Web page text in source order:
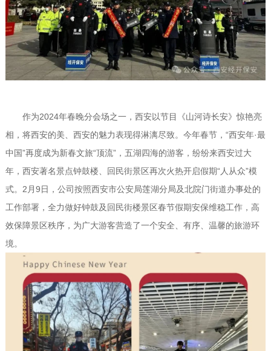
作为2024年春晚分会场之一，西安以节目《山河诗长安》惊艳亮
相，将西安的美、西安的魅力表现得淋漓尽致。今年春节，“西安年·最
中国”再度成为新春文旅“顶流”，五湖四海的游客，纷纷来西安过大
年，西安著名景点钟鼓楼、回民街景区再次火热开启假期“人从众”模
式。2月9日，公司按照西安市公安局莲湖分局及北院门街道办事处的
工作部署，全力做好钟鼓及回民街楼景区春节假期安保维稳工作，高
效保障景区秩序，为广大游客营造了一个安全、有序、温馨的旅游环
境。